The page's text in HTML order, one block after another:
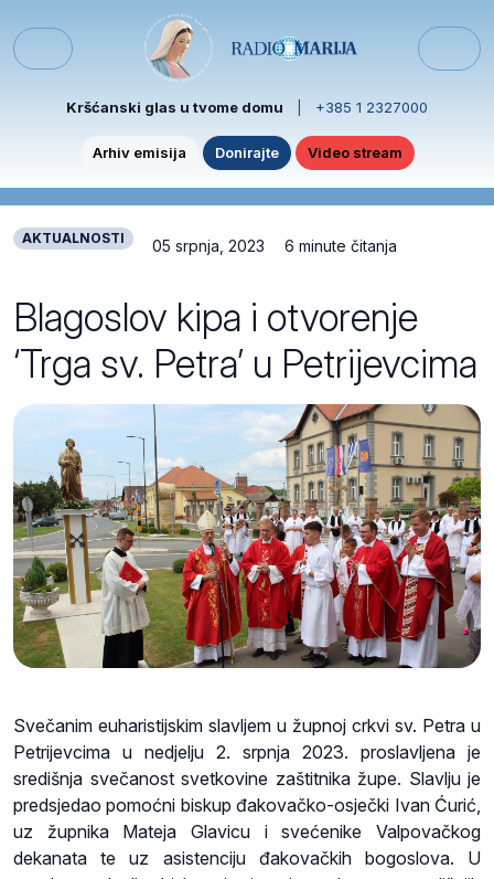
Menu
Kršćanski glas u tvome domu +385 1 2327000
Arhiv emisija Donirajte Video stream
AKTUALNOSTI 05 srpnja, 2023 6 minute čitanja
Blagoslov kipa i otvorenje
‘Trga sv. Petra’ u Petrijevcima
Svečanim euharistijskim slavljem u župnoj crkvi sv. Petra u
Petrijevcima u nedjelju 2. srpnja 2023. proslavljena je
središnja svečanost svetkovine zaštitnika župe. Slavlju je
predsjedao pomoćni biskup đakovačko-osječki Ivan Ćurić,
uz župnika Mateja Glavicu i svećenike Valpovačkog
dekanata te uz asistenciju đakovačkih bogoslova. U